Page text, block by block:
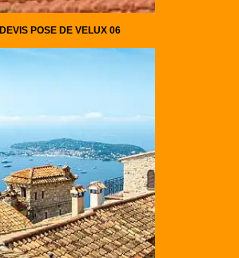
DEVIS POSE DE VELUX 06